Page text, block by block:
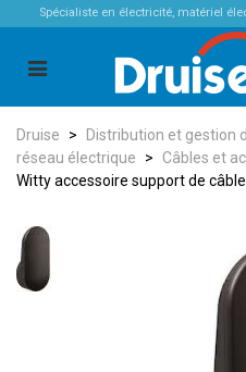
Spécialiste en électricité, matériel
Druise > Distribution et gestion
réseau électrique
> Câbles et
Witty accessoire support de